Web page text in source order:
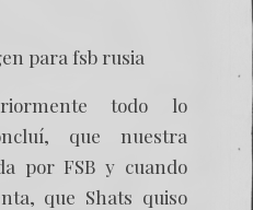
todo lo
que nuestra
por FSB y cuando
que Shats quiso